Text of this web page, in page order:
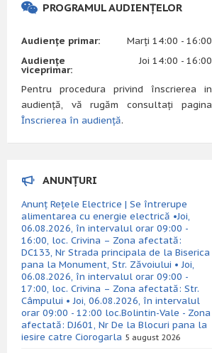
PROGRAMUL AUDIENȚELOR
Audiențe primar:
Marți 14:00 - 16:00
Audiențe
viceprimar:
Joi 14:00 - 16:00
Pentru procedura privind înscrierea in
audiență, vă rugăm consultați pagina
Înscrierea în audiență.
ANUNȚURI
Anunț Rețele Electrice | Se întrerupe
alimentarea cu energie electrică •Joi,
06.08.2026, în intervalul orar 09:00 -
16:00, loc. Crivina – Zona afectată:
DC133, Nr Strada principala de la Biserica
pana la Monument, Str. Zăvoiului • Joi,
06.08.2026, în intervalul orar 09:00 -
17:00, loc. Crivina – Zona afectată: Str.
Câmpului • Joi, 06.08.2026, în intervalul
orar 09:00 - 12:00 loc.Bolintin-Vale - Zona
afectată: DJ601, Nr De la Blocuri pana la
iesire catre Ciorogarla 5 august 2026